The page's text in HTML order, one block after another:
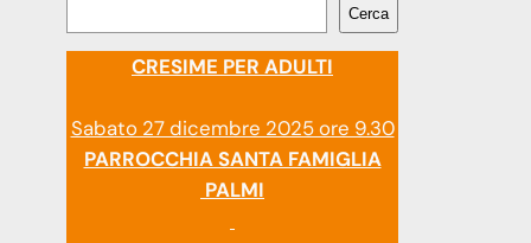
Cerca
CRESIME PER ADULTI
Sabato 27 dicembre 2025 ore 9.30
PARROCCHIA SANTA FAMIGLIA
PALMI